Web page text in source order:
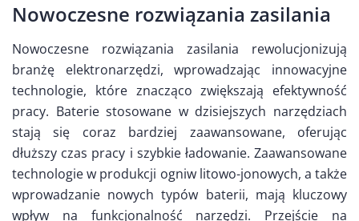
Nowoczesne rozwiązania zasilania
Nowoczesne rozwiązania zasilania rewolucjonizują
branżę elektronarzędzi, wprowadzając innowacyjne
technologie, które znacząco zwiększają efektywność
pracy. Baterie stosowane w dzisiejszych narzędziach
stają się coraz bardziej zaawansowane, oferując
dłuższy czas pracy i szybkie ładowanie. Zaawansowane
technologie w produkcji ogniw litowo-jonowych, a także
wprowadzanie nowych typów baterii, mają kluczowy
wpływ na funkcjonalność narzędzi. Przejście na